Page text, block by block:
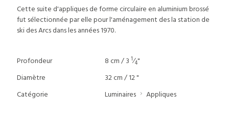
Cette suite d'appliques de forme circulaire en aluminium brossé
fut sélectionnée par elle pour l'aménagement des la station de
ski des Arcs dans les années 1970.
Profondeur 8 cm / 3 1⁄4"
Diamètre
32 cm / 12 "
Catégorie
Luminaires Appliques